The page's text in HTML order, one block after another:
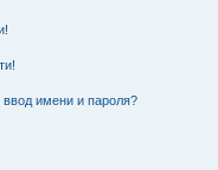
имени и пароля?